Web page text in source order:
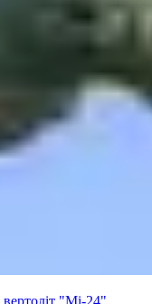
вертоліт "Мі-24"